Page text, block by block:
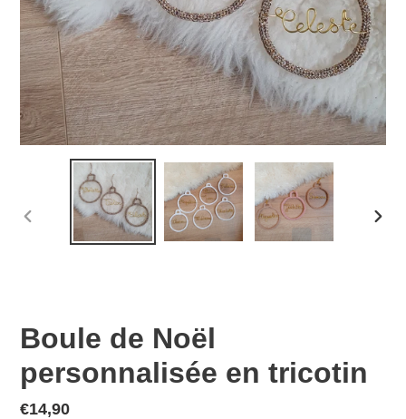
DIAPOSITIVE
PRÉCÉDENTE
Boule de Noël
personnalisée en tricotin
Prix
€14,90